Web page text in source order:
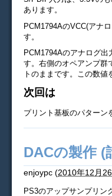
あります。
PCM1794AのVCC(アナ
す。
PCM1794Aのアナログ
す。右側のオペアンプ群
トのままです。この数
次回は
プリント基板のパターン
DACの製作 (
enjoypc (2010年12月
PS3のアップサンプリン